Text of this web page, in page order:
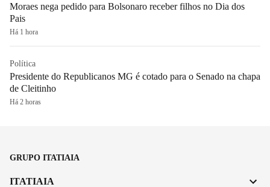
Moraes nega pedido para Bolsonaro receber filhos no Dia dos
Pais
Há 1 hora
Política
Presidente do Republicanos MG é cotado para o Senado na chapa
de Cleitinho
Há 2 horas
GRUPO ITATIAIA
ITATIAIA